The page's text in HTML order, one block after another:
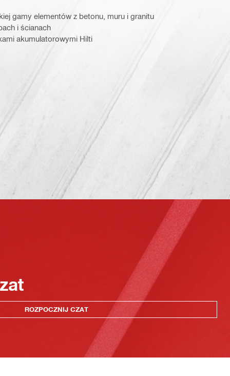
gamy elementów z betonu, muru i granitu
i ścianach
akumulatorowymi Hilti
ROZPOCZNIJ CZAT